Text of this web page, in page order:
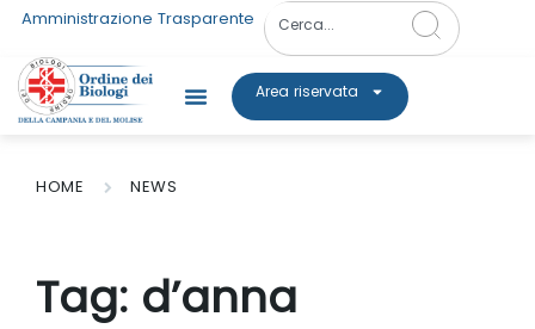
Amministrazione Trasparente
Area riservata
HOME NEWS
Tag: d’anna